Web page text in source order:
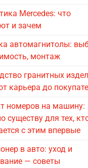
Mercedes: что
и зачем
автомагнитолы:
монтаж
гранитных
карьера до
номеров на машину:
существу для тех,
с этим впервые
в авто: уход и
— советы